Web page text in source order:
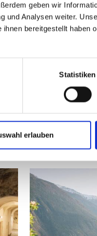
geben wir
und Analysen weiter.
bereitgestellt haben
Statistiken
erlauben